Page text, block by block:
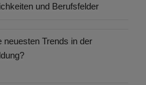
und Berufsfelder
neuesten Trends in der